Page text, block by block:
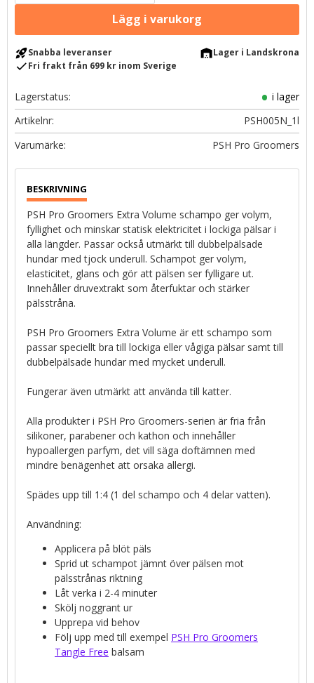
rocket_launchSnabba leveranser warehouseLager i Landskrona
checkFri frakt från 699 kr inom Sverige
Lagerstatus
i lager
Artikelnr
PSH005N_1l
PSH Pro Groomers
PSH Pro Groomers Extra Volume schampo ger volym,
fyllighet och minskar statisk elektricitet i lockiga pälsar i
alla längder. Passar också utmärkt till dubbelpälsade
hundar med tjock underull. Schampot ger volym,
elasticitet, glans och gör att pälsen ser fylligare ut.
Innehåller druvextrakt som återfuktar och stärker
pälsstråna.
PSH Pro Groomers Extra Volume är ett schampo som
passar speciellt bra till lockiga eller vågiga pälsar samt till
dubbelpälsade hundar med mycket underull.
Fungerar även utmärkt att använda till katter.
Alla produkter i PSH Pro Groomers-serien är fria från
silikoner, parabener och kathon och innehåller
hypoallergen parfym, det vill säga doftämnen med
mindre benägenhet att orsaka allergi.
Spädes upp till 1:4 (1 del schampo och 4 delar vatten).
Användning:
Applicera på blöt päls
Sprid ut schampot jämnt över pälsen mot
pälsstrånas riktning
Låt verka i 2-4 minuter
Skölj noggrant ur
Upprepa vid behov
Följ upp med till exempel PSH Pro Groomers
Tangle Free balsam